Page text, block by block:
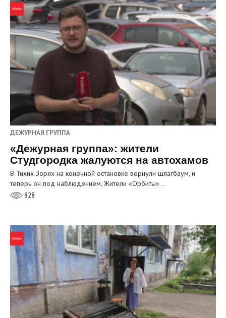
ДЕЖУРНАЯ ГРУППА
«Дежурная группа»: жители
Студгородка жалуются на автохамов
В Тихих Зорях на конечной остановке вернули шлагбаум, и
теперь он под наблюдением. Жители «Орбиты»…
828